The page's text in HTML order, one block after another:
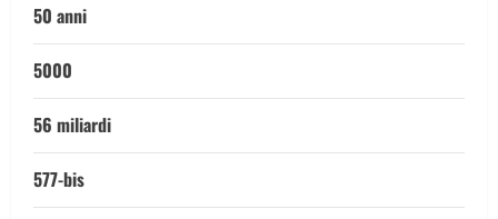
50 anni
5000
56 miliardi
577-bis